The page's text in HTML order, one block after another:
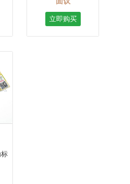
立即购买